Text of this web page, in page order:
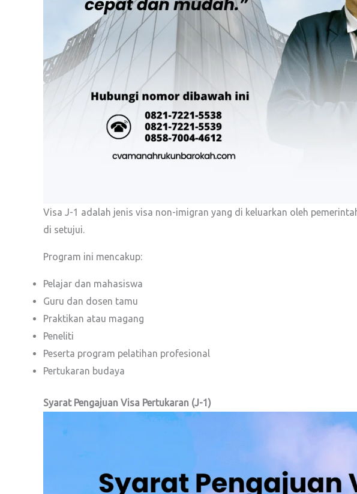
Visa J-1 adalah jenis visa non-imigran yang di keluarkan oleh
di setujui.
Program ini mencakup:
Pelajar dan mahasiswa
Guru dan dosen tamu
Praktikan atau magang
Peneliti
Peserta program pelatihan profesional
Pertukaran budaya
Syarat Pengajuan Visa Pertukaran (J-1)